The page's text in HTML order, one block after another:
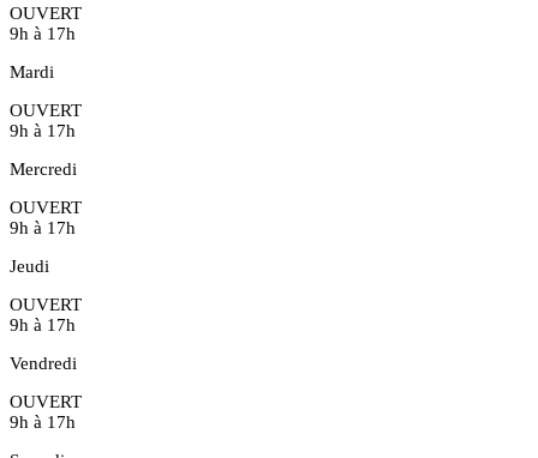
OUVERT
9h à 17h
Mardi
OUVERT
9h à 17h
Mercredi
OUVERT
9h à 17h
Jeudi
OUVERT
9h à 17h
Vendredi
OUVERT
9h à 17h